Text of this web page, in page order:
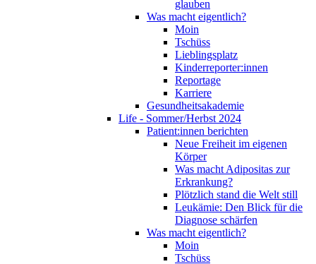
glauben
Was macht eigentlich?
Moin
Tschüss
Lieblingsplatz
Kinderreporter:innen
Reportage
Karriere
Gesundheitsakademie
Life - Sommer/Herbst 2024
Patient:innen berichten
Neue Freiheit im eigenen
Körper
Was macht Adipositas zur
Erkrankung?
Plötzlich stand die Welt still
Leukämie: Den Blick für die
Diagnose schärfen
Was macht eigentlich?
Moin
Tschüss